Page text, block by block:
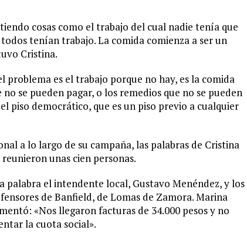
cosas como el trabajo del cual nadie tenía que
tenían trabajo. La comida comienza a ser un
Cristina.
problema es el trabajo porque no hay, es la comida
se pueden pagar, o los remedios que no se pueden
piso democrático, que es un piso previo a cualquier
a lo largo de su campaña, las palabras de Cristina
unas cien personas.
el intendente local, Gustavo Menéndez, y los
de Banfield, de Lomas de Zamora. Marina
«Nos llegaron facturas de 34.000 pesos y no
la cuota social».